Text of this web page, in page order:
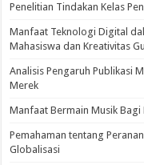
Penelitian Tindakan Kelas
Manfaat Teknologi Digital
Mahasiswa dan Kreativitas
Analisis Pengaruh Publikasi
Merek
Manfaat Bermain Musik Bagi
Pemahaman tentang
Globalisasi